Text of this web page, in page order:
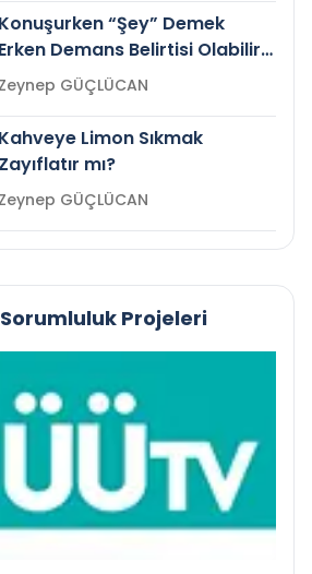
Konuşurken “Şey” Demek
Erken Demans Belirtisi Olabilir
mi?
Zeynep GÜÇLÜCAN
Kahveye Limon Sıkmak
Zayıflatır mı?
Zeynep GÜÇLÜCAN
Projeleri